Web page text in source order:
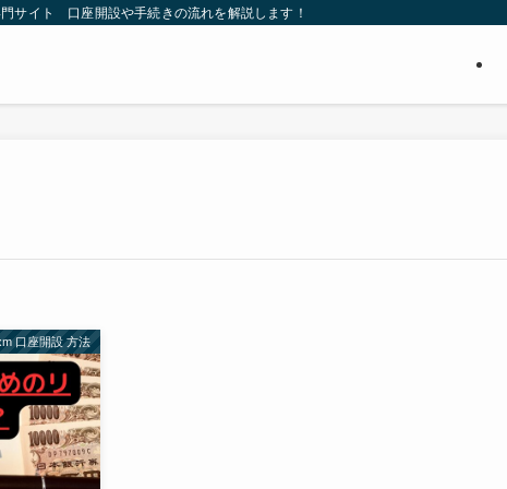
サイト 口座開設や手続きの流れを解説します！
口座開設 方法